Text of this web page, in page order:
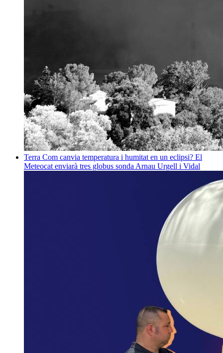
Terra Com canvia temperatura i humitat en un eclipsi? El
Meteocat enviarà tres globus sonda Arnau Urgell i Vidal